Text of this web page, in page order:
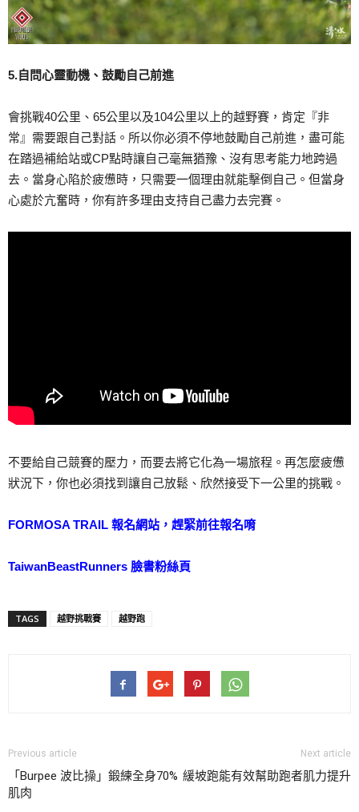
5.自問心靈動機、鼓勵自己前進
會挑戰40公里、65公里以及104公里以上的越野賽，肯定『非
常』需要跟自己對話。所以你必須不停地鼓勵自己前進，盡可能
在踏過補給站或CP點時讓自己毫無猶豫、沒有思考能力地跨過
去。當身心陷於疲憊時，只需要一個理由就能擊倒自己。但當身
心處於亢奮時，你有許多理由支持自己盡力去完賽。
不要給自己競賽的壓力，而要去將它化為一場旅程。再怎麼疲憊
狀況下，你也必須找到讓自己放鬆、欣然接受下一公里的挑戰。
FORMOSA TRAIL 報名網站，趕緊前往報名唷
‎TaiwanBeastRunners 臉書粉絲頁
TAGS 越野挑戰賽 越野跑
Previous article
「Burpee 波比操」鍛練全身70%
肌肉
Next article
緩坡跑能有效幫助跑者肌力提升